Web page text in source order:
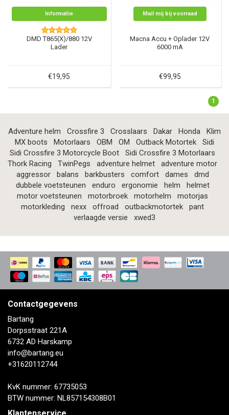
Informatie
DMD T865(X)/880 12V
Lader
€19,95
Mail mij bij voorraad
Macna Accu + Oplader 12V
6000 mA
€99,95
1
Adventure helm Crossfire 3 Crosslaars Dakar Honda
Klim
MX boots
Motorlaars OBM OM Outback Motortek
Sidi
Sidi Crossfire 3 Motorcycle Boot
Sidi Crossfire 3 Motorlaars
Thork Racing
TwinPegs adventure helmet
adventure motor
aggressor
balans barkbusters comfort dames
dmd
dubbele voetsteunen
enduro ergonomie helm
helmet
motor voetsteunen
motorbroek motorhelm
motorjas
motorkleding
nexx offroad outbackmotortek
pant
verlaagde versie
xwed3
Contactgegevens
Bartang
Dorpsstraat 221A
6732 AD Harskamp
info@bartang.eu
+31620112744
KvK nummer: 67735053
BTW nummer: NL857154308B01